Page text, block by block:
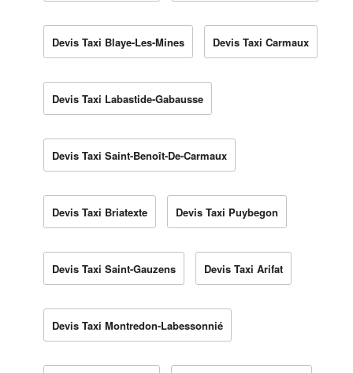
Devis Taxi Blaye-Les-Mines Devis Taxi Carmaux
Devis Taxi Labastide-Gabausse
Devis Taxi Saint-Benoît-De-Carmaux
Devis Taxi Briatexte Devis Taxi Puybegon
Devis Taxi Saint-Gauzens Devis Taxi Arifat
Devis Taxi Montredon-Labessonnié